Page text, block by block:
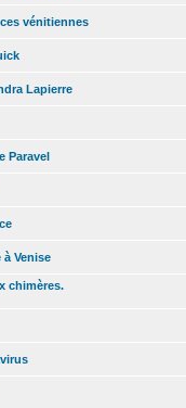
vénitiennes
Lapierre
Paravel
à Venise
chimères.